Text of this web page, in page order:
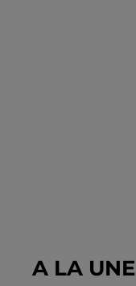
A LA UNE